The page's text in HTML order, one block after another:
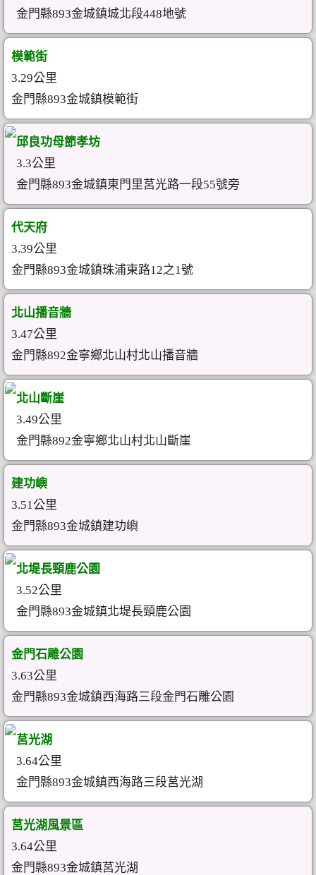
金門縣893金城鎮城北段448地號
模範街
3.29公里
金門縣893金城鎮模範街
邱良功母節孝坊
3.3公里
金門縣893金城鎮東門里莒光路一段55號旁
代天府
3.39公里
金門縣893金城鎮珠浦東路12之1號
北山播音牆
3.47公里
金門縣892金寧鄉北山村北山播音牆
北山斷崖
3.49公里
金門縣892金寧鄉北山村北山斷崖
建功嶼
3.51公里
金門縣893金城鎮建功嶼
北堤長頸鹿公園
3.52公里
金門縣893金城鎮北堤長頸鹿公園
金門石雕公園
3.63公里
金門縣893金城鎮西海路三段金門石雕公園
莒光湖
3.64公里
金門縣893金城鎮西海路三段莒光湖
莒光湖風景區
3.64公里
金門縣893金城鎮莒光湖